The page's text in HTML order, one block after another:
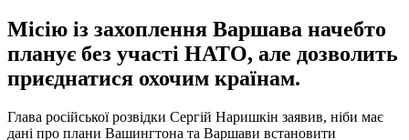
Місію із захоплення Варшава начебто
планує без участі НАТО, але дозволить
приєднатися охочим країнам.
Глава російської розвідки Сергій Наришкін заявив, ніби має
дані про плани Вашингтона та Варшави встановити